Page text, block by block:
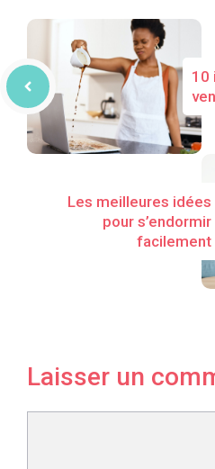
10
Les meilleures idées
pour s’endormir
facilement
Laisser un